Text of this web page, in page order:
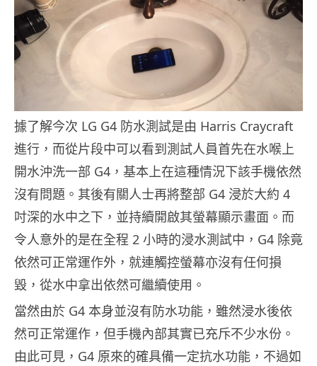
據了解今次 LG G4 防水測試是由 Harris Craycraft
進行，而從片段中可以看到測試人員首先在水喉上
開水沖洗一部 G4，基本上在這種情況下該手機依然
沒有問題。其後有關人士再將整部 G4 浸於大約 4
吋深的水中之下，並持續開啟其螢幕顯示畫面。而
令人意外的是在全程 2 小時的浸水測試中，G4 除竟
依然可正常運作外，就連觸控螢幕亦沒有任何損
毀，從水中拿出依然可繼續使用。
當然由於 G4 本身並沒有防水功能，雖然浸水後依
然可正常運作，但手機內部其實已充斥不少水份。
由此可見，G4 原來的確具備一定抗水功能，不過如